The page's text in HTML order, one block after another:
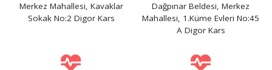
Merkez Mahallesi, Kavaklar
Sokak No:2 Digor Kars
Dağpınar Beldesi, Merkez
Mahallesi, 1.Küme Evleri No:45
A Digor Kars